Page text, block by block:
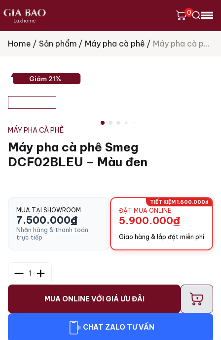
0
phẩm
Home Sản phẩm Máy pha cà phê Máy pha cà phê Smeg DCF02BLEU – Màu đen
Giảm 21%
MÁY PHA CÀ PHÊ
Máy pha cà phê Smeg
DCF02BLEU – Màu đen
MUA TẠI SHOWROOM
7.500.000₫
Nhận hàng & thanh toán
trực tiếp
TIẾT KIỆM 1.600.000₫
ĐẶT MUA ONLINE
5.900.000₫
Giao hàng & lắp đặt miễn phí
1
MUA ONLINE VỚI GIÁ ƯU ĐÃI +
CHAT ZALO TƯ VẤN